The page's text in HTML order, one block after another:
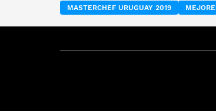
MASTERCHEF URUGUAY 2019